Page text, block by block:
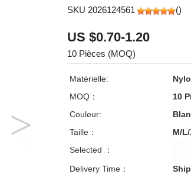
SKU 2026124561 ()
US $0.70-1.20
10 Pièces (MOQ)
Matérielle:
MOQ：
10
Couleur:
Taille：
M/
Selected ：
Delivery Time：